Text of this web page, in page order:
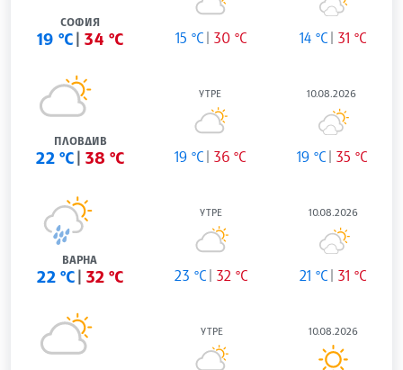
СОФИЯ
19 °C 34 °C 15 °C 30 °C 14 °C 31 °C
ПЛОВДИВ
22 °C 38 °C
УТРЕ
19 °C 36 °C
10.08.2026
19 °C 35 °C
ВАРНА
22 °C 32 °C
УТРЕ
23 °C 32 °C
10.08.2026
21 °C 31 °C
УТРЕ 10.08.2026